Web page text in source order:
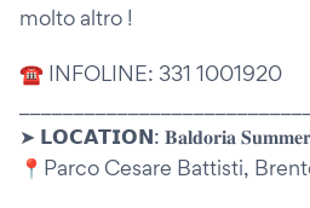
molto altro !
☎ INFOLINE: 331 1001920
➤ 𝗟𝗢𝗖𝗔𝗧𝗜𝗢𝗡: 𝐁𝐚𝐥𝐝𝐨𝐫𝐢𝐚 𝐒𝐮𝐦𝐦𝐞𝐫
📍Parco Cesare Battisti,